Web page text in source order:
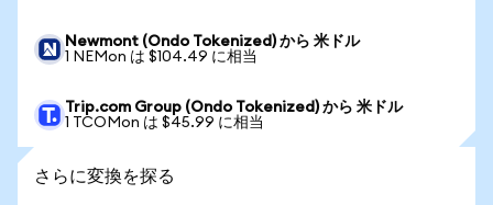
Newmont (Ondo Tokenized) から 米ドル
1 NEMon は $104.49 に相当
Trip.com Group (Ondo Tokenized) から 米ドル
1 TCOMon は $45.99 に相当
さらに変換を探る